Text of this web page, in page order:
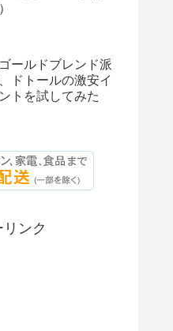
ールドブレンド派
ドトールの激安イ
トを試してみた
ンク